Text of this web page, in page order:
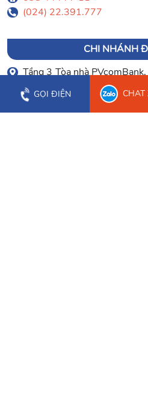
(024) 22.391.777
CHI NHÁNH
Tầng 3 Tòa nhà
Hòa Cường
0903 003 779
GỌI ĐIỆN CHAT